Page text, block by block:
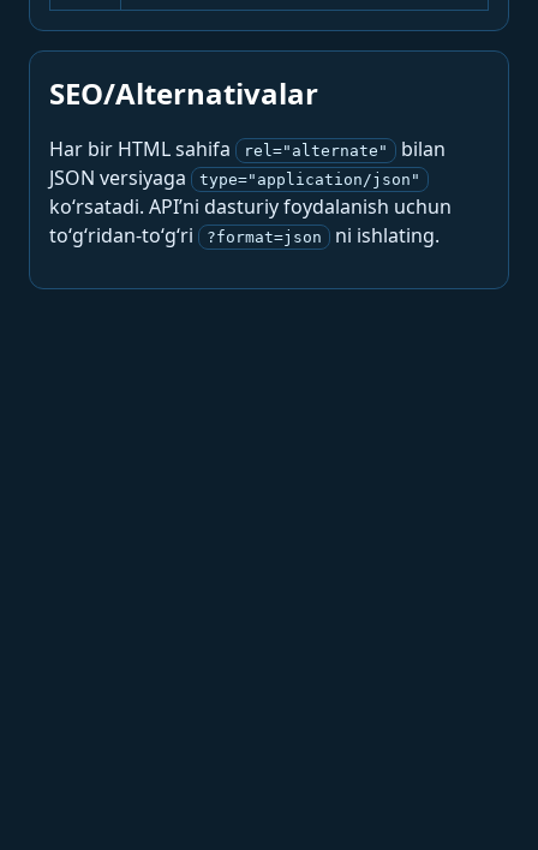
SEO/Alternativalar
Har bir HTML sahifa rel="alternate"
bilan
JSON versiyaga
type="application/json"
ko‘rsatadi. API’ni dasturiy foydalanish uchun
to‘g‘ridan-to‘g‘ri
?format=json ni ishlating.